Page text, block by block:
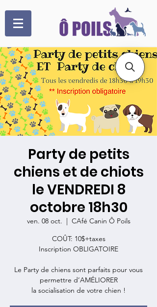
Party de petits
chiens et de chiots
le VENDREDI 8
octobre 18h30
ven. 08 oct.
  |
CAfé Canin Ô Poils
COÛT: 10$+taxes
Inscription OBLIGATOIRE
Le Party de chiens sont parfaits pour vous
permettre d’AMÉLIORER